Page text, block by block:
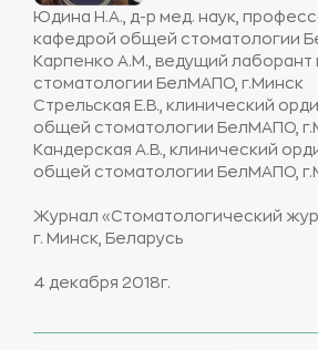
Юдина Н.А., д-р мед. наук,
кафедрой общей стоматологии
Карпенко А.М., ведущий
стоматологии БелМАПО, г.Минск
Стрельская Е.В., клинический
общей стоматологии БелМАПО,
Кандерская А.В., клинический
общей стоматологии БелМАПО,
Журнал «Стоматологический
г. Минск, Беларусь
4 декабря 2018г.